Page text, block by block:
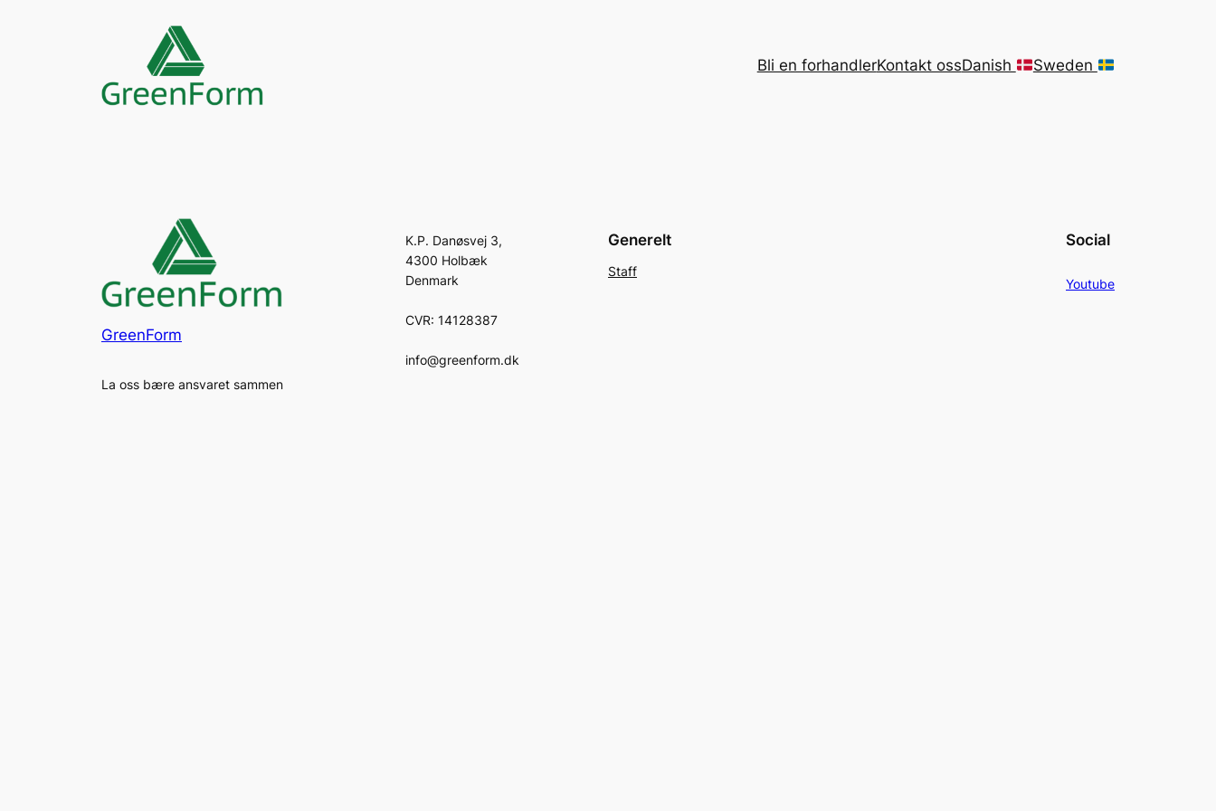
Bli en forhandlerKontakt ossDanish Sweden
GreenForm
La oss bære ansvaret sammen
K.P. Danøsvej 3,
4300 Holbæk
Denmark
CVR: 14128387
info@greenform.dk
Generelt
Staff
Social
Youtube